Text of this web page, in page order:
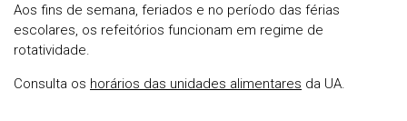
Aos fins de semana, feriados e no período das férias
escolares, os refeitórios funcionam em regime de
rotatividade.
Consulta os horários das unidades alimentares da UA.